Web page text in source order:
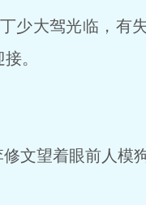
少大驾光临，有
。
文望着眼前人模